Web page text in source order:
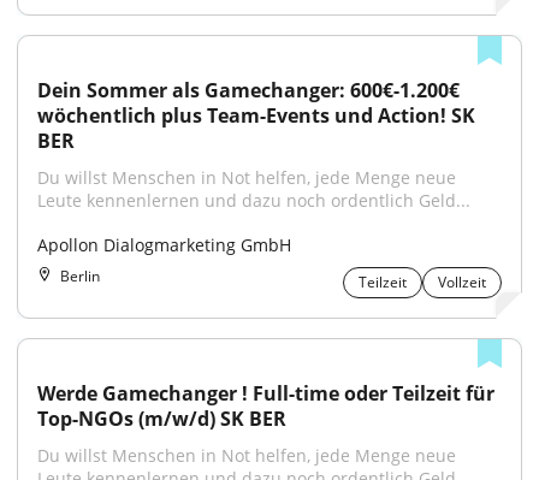
Dein Sommer als Gamechanger: 600€-1.200€
wöchentlich plus Team-Events und Action! SK
BER
Du willst Menschen in Not helfen, jede Menge neue
Leute kennenlernen und dazu noch ordentlich Geld...
Apollon Dialogmarketing GmbH
Berlin Teilzeit Vollzeit
Werde Gamechanger ! Full-time oder Teilzeit für
Top-NGOs (m/w/d) SK BER
Du willst Menschen in Not helfen, jede Menge neue